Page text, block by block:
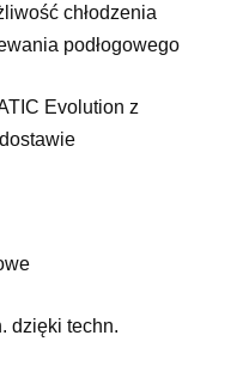
chłodzenia
podłogowego
Evolution z
dzięki techn.